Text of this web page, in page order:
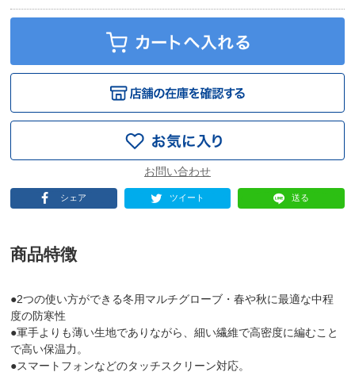
シェア ツイート 送る
商品特徴
●2つの使い方ができる冬用マルチグローブ・春や秋に最適な中程
度の防寒性
●軍手よりも薄い生地でありながら、細い繊維で高密度に編むこと
で高い保温力。
●スマートフォンなどのタッチスクリーン対応。